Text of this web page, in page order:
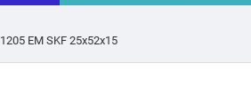
1205 EM SKF 25x52x15